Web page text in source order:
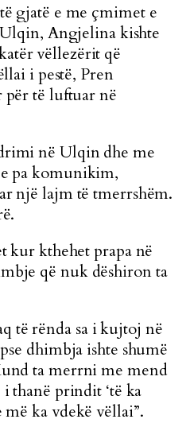
gjatë e me çmimet e
Angjelina kishte
vëllezërit që
i pestë, Pren
të luftuar në
në Ulqin dhe me
pa komunikim,
një lajm të tmerrshëm.
kur kthehet prapa në
që nuk dëshiron ta
të rënda sa i kujtoj në
dhimbja ishte shumë
ta merrni me mend
thanë prindit ‘të ka
më ka vdekë vëllai”.